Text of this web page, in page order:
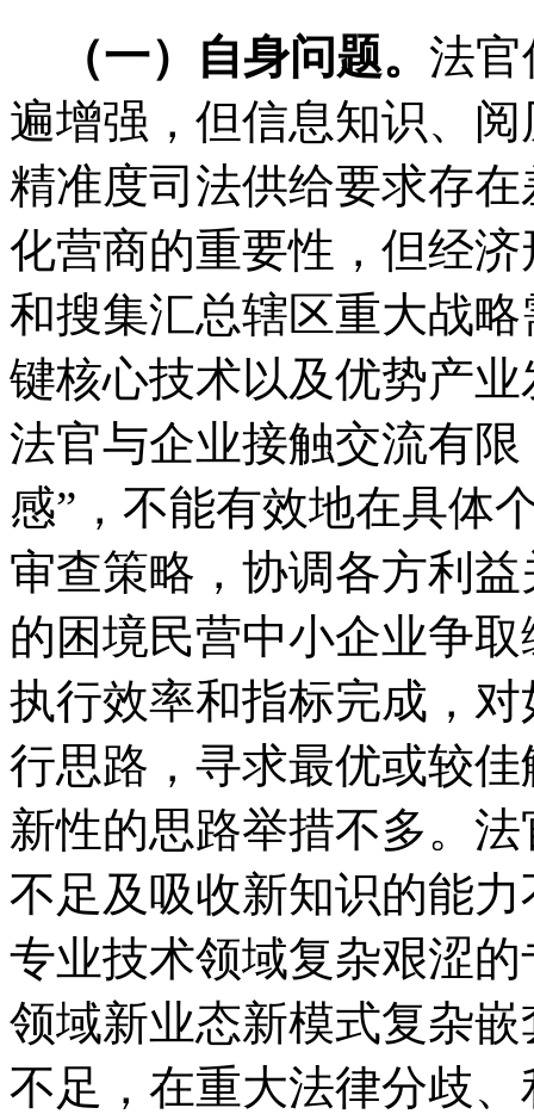
（一）自身问题。 法官
遍增强，但信息知识、
精准度司法供给要求存
化营商的重要性，但经
和搜集汇总辖区重大战
键核心技术以及优势产
法官与企业接触交流有
感”，不能有效地在具体
审查策略，协调各方利
的困境民营中小企业争
执行效率和指标完成，
行思路，寻求最优或较
新性的思路举措不多。
不足及吸收新知识的能
专业技术领域复杂艰涩
领域新业态新模式复杂
不足，在重大法律分歧